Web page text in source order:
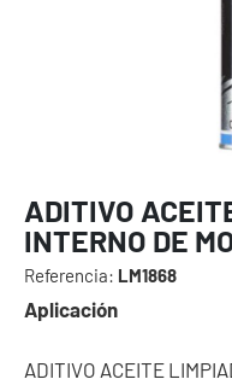
ADITIVO
INTERNO DE
Referencia: LM1868
Aplicación
ADITIVO ACEITE